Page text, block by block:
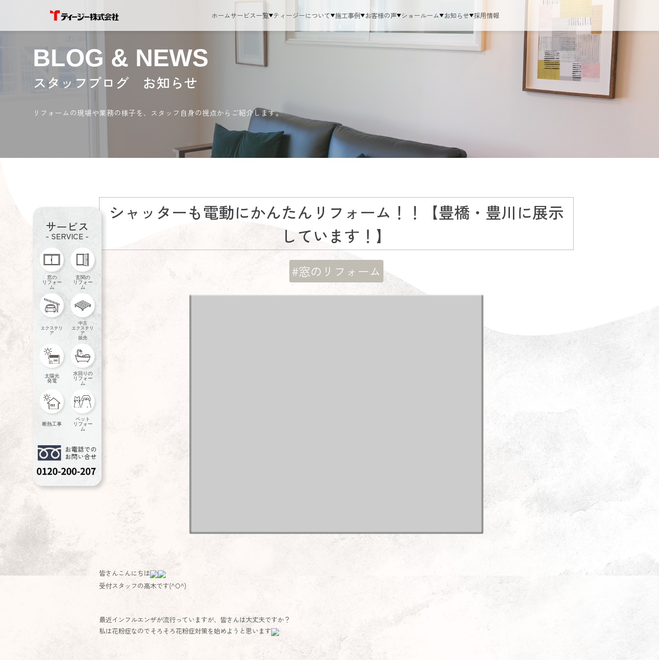
ホームサービス一覧 ティージーについて 施工事例 お客様の声 ショールーム お知らせ 採用情報
BLOG & NEWS
スタッフブログ お知らせ
リフォームの現場や業務の様子を、スタッフ自身の視点からご紹介します。
サービス
- SERVICE -
窓の
リフォー
ム
玄関の
リフォー
ム
エクステリ
ア
中古
エクステリ
ア
販売
太陽光
発電
水回りの
リフォー
ム
断熱工事
ペット
リフォー
ム
シャッターも電動にかんたんリフォーム！！【豊橋・豊川に展示
しています！】
#窓のリフォーム
皆さんこんにちは
受付スタッフの高木です(^O^)
最近インフルエンザが流行っていますが、皆さんは大丈夫ですか？
私は花粉症なのでそろそろ花粉症対策を始めようと思います